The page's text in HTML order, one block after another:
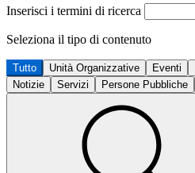
Inserisci i termini di ricerca
Seleziona il tipo di contenuto
Tutto Unità Organizzative Eventi
Notizie
Servizi Persone Pubbliche